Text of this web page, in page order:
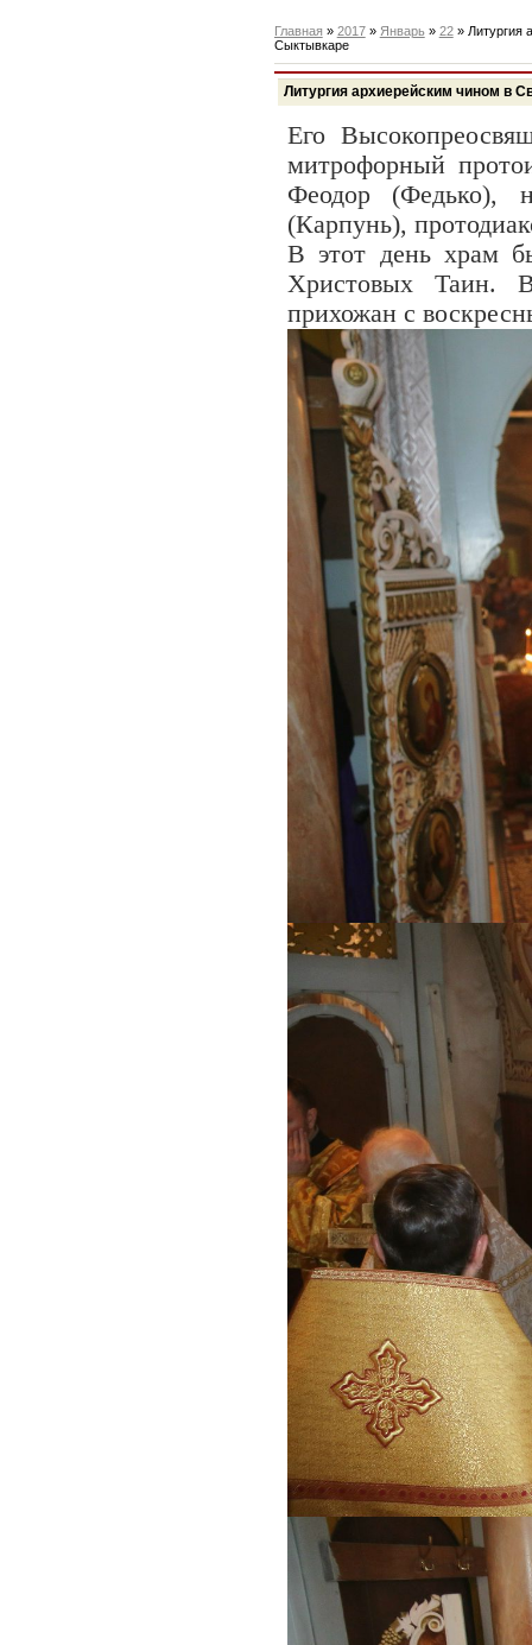
Главная » 2017 » Январь » 22» Литургия
Сыктывкаре
Литургия архиерейским чином в
Его
митрофорный
Феодор (Федько),
(Карпунь),
В этот день храм
Христовых Таин.
прихожан с